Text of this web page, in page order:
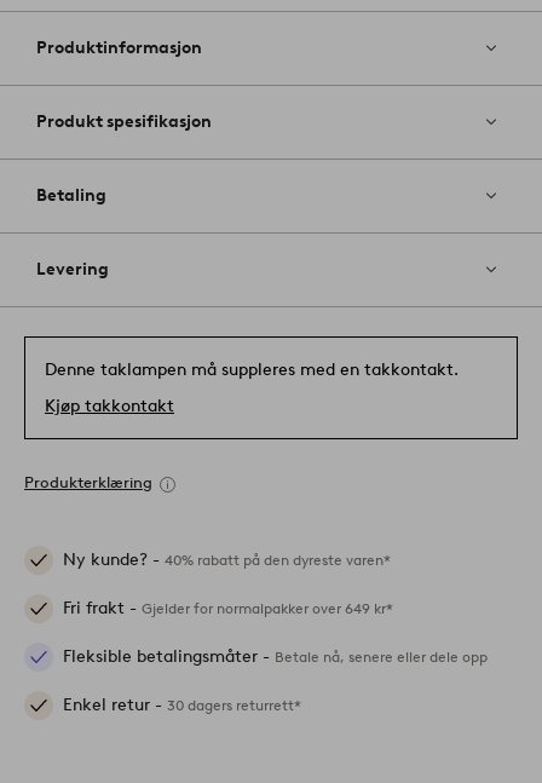
til
Produktinformasjon
Produkt spesifikasjon
Betaling
Levering
Denne taklampen må suppleres med en takkontakt.
Kjøp takkontakt
Produkterklæring
Ny kunde? - 40% rabatt på den dyreste varen*
Fri frakt - Gjelder for normalpakker over 649 kr*
Fleksible betalingsmåter - Betale nå, senere eller dele opp
Enkel retur - 30 dagers returrett*